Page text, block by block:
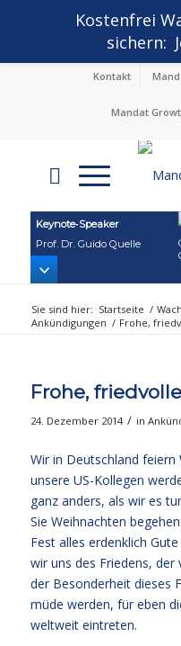
Kontakt
Mandat
Keynote‑Speaker
Prof. Dr. Guido Quelle
Sie sind hier: Startseite /
Ankündigungen / Frohe,
Frohe,
24. Dezember 2014 / in
Wir in Deutschland feiern
unsere US-Kollegen
ganz anders, als wir es
Sie Weihnachten
Fest alles erdenklich
wir uns des Friedens,
der Besonderheit dieses
müde werden, für eben
weltweit eintreten.
Kostenfrei
sichern: